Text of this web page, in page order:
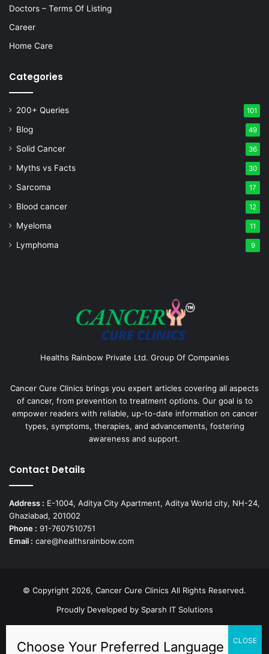
Doctors – Terms Of Listing
Career
Home Care
Categories
200+ Queries 101
Blog 49
Solid Cancer 36
Myths vs Facts 30
Sarcoma 17
Blood cancer 12
Myeloma 11
Lymphoma 9
Healths Rainbow Private Ltd. Group Of Companies
Cancer Cure Clinics brings you expert articles covering all aspects
of cancer, from prevention to treatment options. Our goal is to
empower readers with reliable, up-to-date information on cancer
types, symptoms, therapies, and advancements, fostering
awareness and support.
Contact Details
Address : E-1004, Aditya City Apartment, Aditya World city, NH-24,
Ghaziabad, 201002
Phone : 91-7607510751
Email : care@healthsrainbow.com
© Copyright 2026, Cancer Cure Clinics All Rights Reserved.
Proudly Developed by Sparsh IT Solutions
Facebook PinterestLinkedIn Instagram
TikTok